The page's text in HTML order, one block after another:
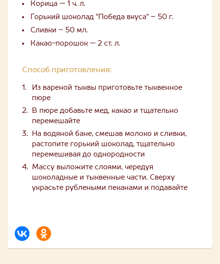
Корица — 1 ч. л.
Горький шоколад "Победа вкуса" – 50 г.
Сливки – 50 мл.
Какао-порошок — 2 ст. л.
Способ приготовления:
Из вареной тыквы приготовьте тыквенное
пюре
В пюре добавьте мед, какао и тщательно
перемешайте
На водяной бане, смешав молоко и сливки,
растопите горький шоколад, тщательно
перемешивая до однородности
Массу выложите слоями, чередуя
шоколадные и тыквенные части. Сверху
украсьте рублеными пеканами и подавайте